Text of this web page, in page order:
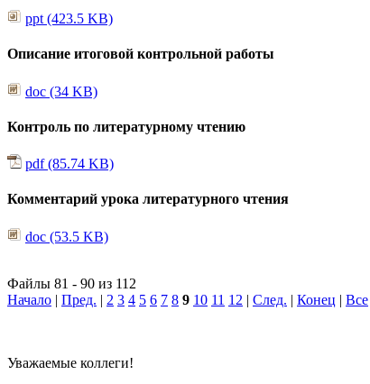
ppt (423.5 KB)
Описание итоговой контрольной работы
doc (34 KB)
Контроль по литературному чтению
pdf (85.74 KB)
Комментарий урока литературного чтения
doc (53.5 KB)
Файлы 81 - 90 из 112
Начало | Пред. | 2 3 4 5 6 7 8 9 10 11 12 | След. | Конец | Все
Уважаемые коллеги!